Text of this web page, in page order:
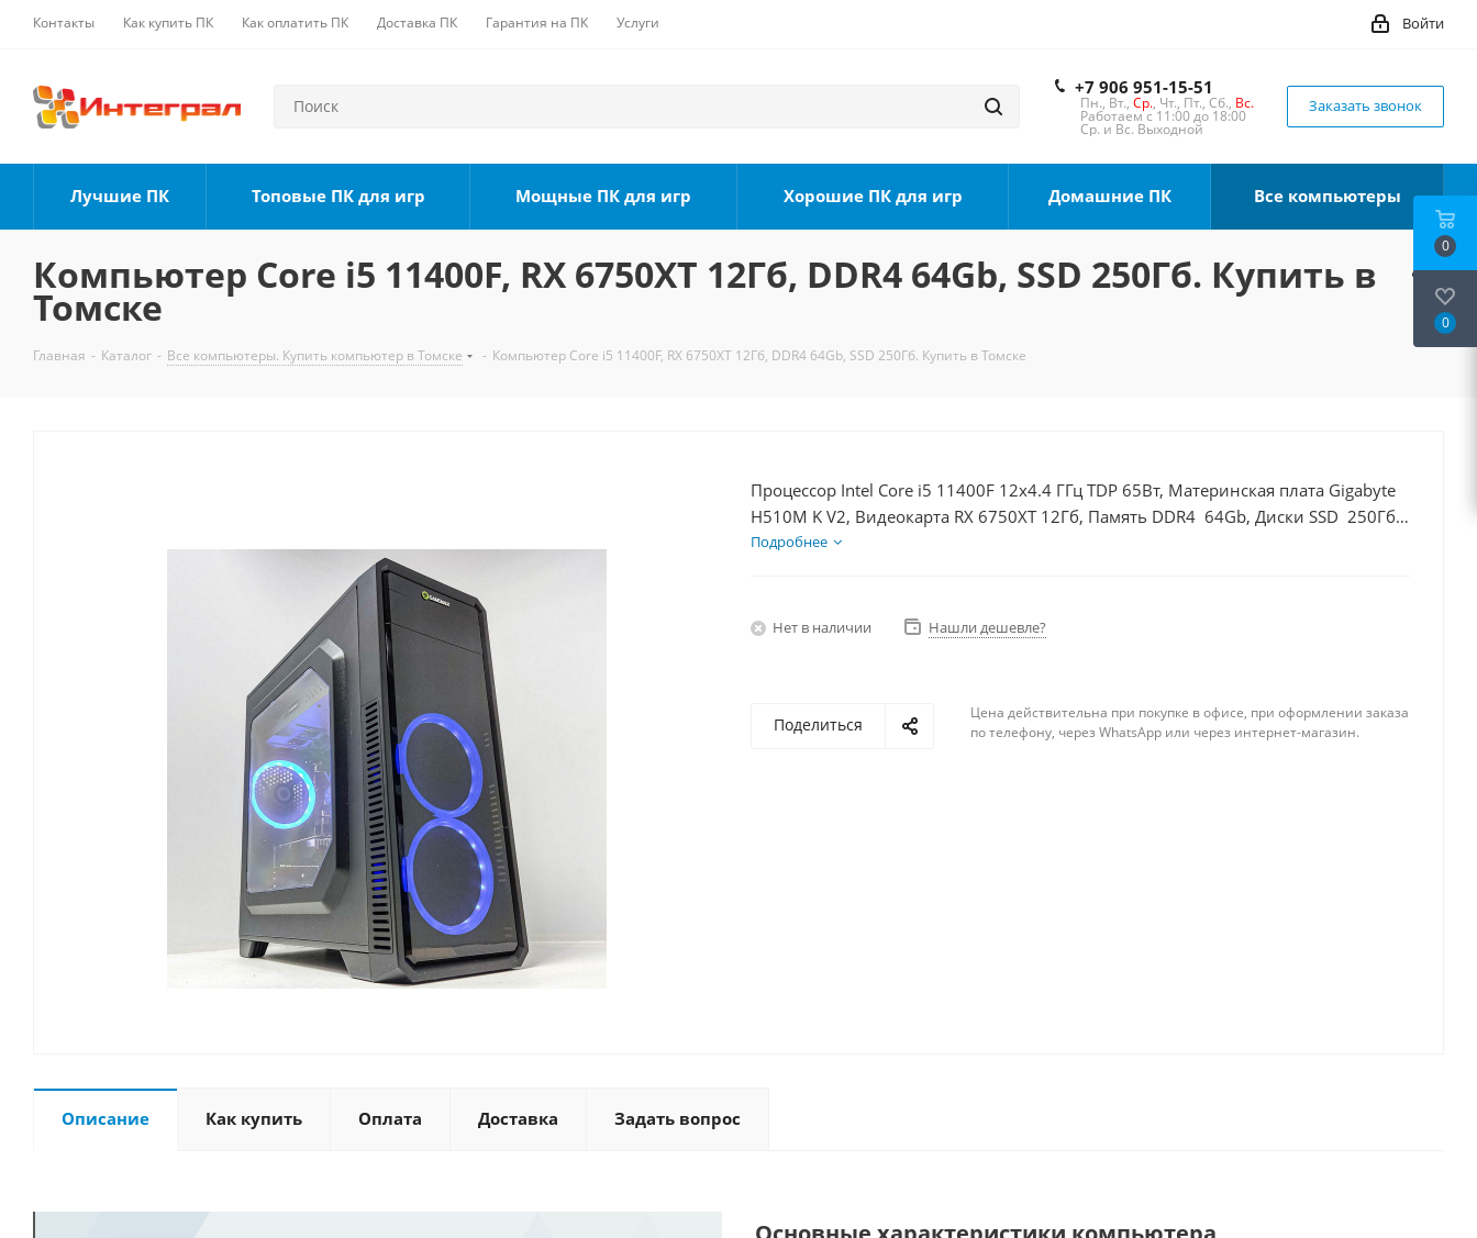
Контакты Как купить ПК Как оплатить ПК Доставка ПК Гарантия на ПК Услуги Войти
+7 906 951-15-51
Пн., Вт., Ср., Чт., Пт., Сб., Вс.
Работаем с 11:00 до 18:00
Ср. и Вс. Выходной
Заказать звонок
Лучшие ПК Топовые ПК для игр Мощные ПК для игр Хорошие ПК для игр Домашние ПК Все компьютеры
Компьютер Core i5 11400F, RX 6750XT 12Гб, DDR4 64Gb, SSD 250Гб. Купить в
Томске
Главная - Каталог - Все компьютеры. Купить компьютер в Томске - Компьютер Core i5 11400F, RX 6750XT 12Гб, DDR4 64Gb, SSD 250Гб. Купить в Томске
Процессор Intel Core i5 11400F 12x4.4 ГГц TDP 65Вт, Материнская плата Gigabyte
H510M K V2, Видеокарта RX 6750XT 12Гб, Память DDR4 64Gb, Диски SSD 250Гб,
БП 750Вт
Подробнее
Нет в наличии Нашли дешевле?
Поделиться
Цена действительна при покупке в офисе, при оформлении заказа
по телефону, через WhatsApp или через интернет-магазин.
Описание Как купить Оплата Доставка Задать вопрос
0
0